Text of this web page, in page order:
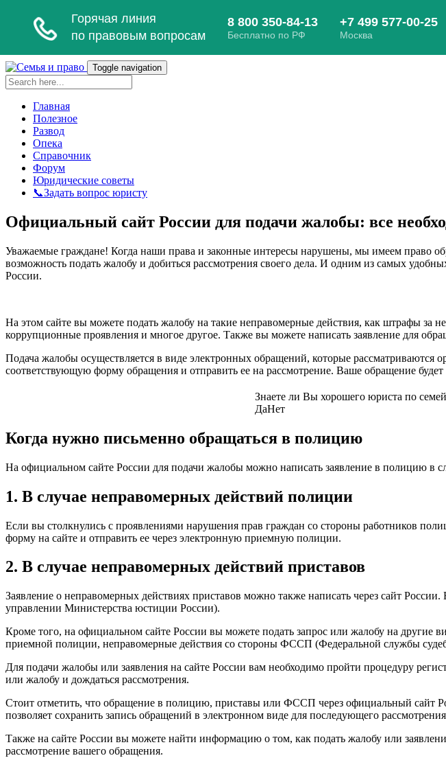
Toggle navigation
Главная
Полезное
Развод
Опека
Справочник
Форум
Юридические советы
📞Задать вопрос юристу
Официальный сайт России для подачи жалобы: все
Уважаемые граждане! Когда наши права и законные интересы нарушены, мы имеем право
возможность подать жалобу и добиться рассмотрения своего дела. И одним из самых
России.
На этом сайте вы можете подать жалобу на такие неправомерные действия, как штрафы за
коррупционные проявления и многое другое. Также вы можете написать заявление для
Подача жалобы осуществляется в виде электронных обращений, которые рассматриваются
соответствующую форму обращения и отправить ее на рассмотрение. Ваше обращение
Знаете ли Вы хорошего юриста по
ДаНет
Когда нужно письменно обращаться в полицию
На официальном сайте России для подачи жалобы можно написать заявление в полицию в
1. В случае неправомерных действий полиции
Если вы столкнулись с проявлениями нарушения прав граждан со стороны работников
форму на сайте и отправить ее через электронную приемную полиции.
2. В случае неправомерных действий приставов
Заявление о неправомерных действиях приставов можно также написать через сайт
управлении Министерства юстиции России).
Кроме того, на официальном сайте России вы можете подать запрос или жалобу на
приемной полиции, неправомерные действия со стороны ФССП (Федеральной службы
Для подачи жалобы или заявления на сайте России вам необходимо пройти процедуру
или жалобу и дождаться рассмотрения.
Стоит отметить, что обращение в полицию, приставы или ФССП через официальный сайт
позволяет сохранить запись обращений в электронном виде для последующего
Также на сайте России вы можете найти информацию о том, как подать жалобу или
рассмотрение вашего обращения.